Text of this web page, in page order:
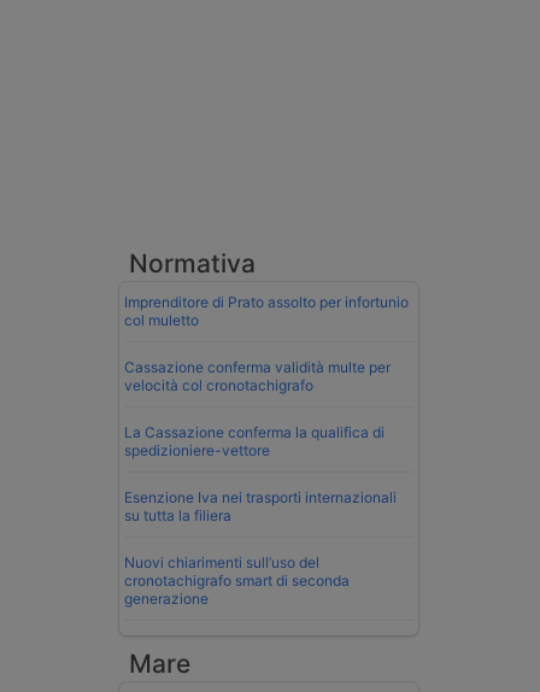
Normativa
Imprenditore di Prato assolto per infortunio
col muletto
Cassazione conferma validità multe per
velocità col cronotachigrafo
La Cassazione conferma la qualifica di
spedizioniere-vettore
Esenzione Iva nei trasporti internazionali
su tutta la filiera
Nuovi chiarimenti sull’uso del
cronotachigrafo smart di seconda
generazione
Mare